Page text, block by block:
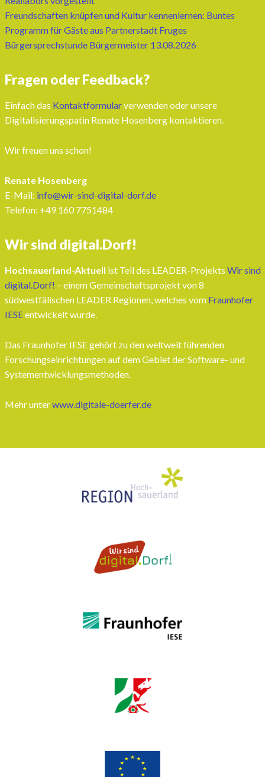
Freundschaften knüpfen und Kultur kennenlernen: Buntes
Programm für Gäste aus Partnerstadt Fruges
Bürgersprechstunde Bürgermeister 13.08.2026
Fragen oder Feedback?
Einfach das Kontaktformularverwenden oder unsere
Digitalisierungspatin Renate Hosenberg kontaktieren.
Wir freuen uns schon!
Renate Hosenberg
E-Mail: info@wir-sind-digital-dorf.de
Telefon: ‭+49 160 7751484‬
Wir sind digital.Dorf!
Hochsauerland-Aktuell ist Teil des LEADER-Projekts Wir sind
digital.Dorf! – einem Gemeinschaftsprojekt von 8
südwestfälischen LEADER Regionen, welches vom Fraunhofer
IESEentwickelt wurde.
Das Fraunhofer IESE gehört zu den weltweit führenden
Forschungseinrichtungen auf dem Gebiet der Software- und
Systementwicklungsmethoden.
Mehr unterwww.digitale-doerfer.de